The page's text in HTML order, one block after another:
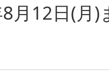
12日(月)